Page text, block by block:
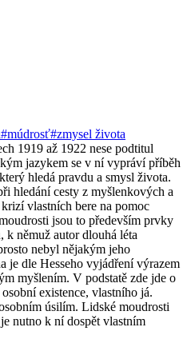
#múdrosť#zmysel života
1919 až 1922 nese podtitul
jazykem se v ní vypráví příběh
hledá pravdu a smysl života.
hledání cesty z myšlenkových a
vlastních bere na pomoc
jsou to především prvky
k němuž autor dlouhá léta
nebyl nějakým jeho
je dle Hesseho vyjádření výrazem
myšlením. V podstatě zde jde o
existence, vlastního já.
úsilím. Lidské moudrosti
nutno k ní dospět vlastním